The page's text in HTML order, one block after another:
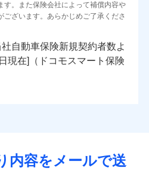
す。また保険会社によって補償内容や
ございます。あらかじめご了承くださ
新規契約者数よ
日現在]（ドコモスマート保険
内容をメールで送